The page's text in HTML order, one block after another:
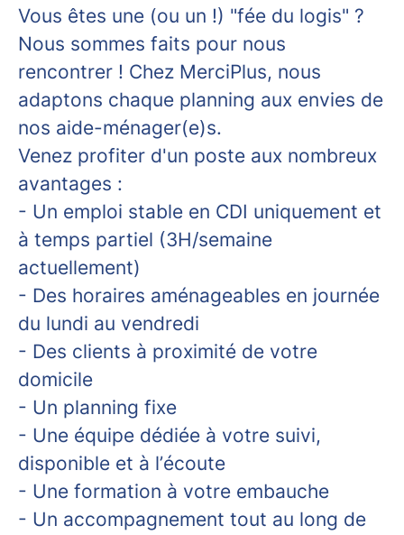
Vous êtes une (ou un !) "fée du logis" ?
Nous sommes faits pour nous
rencontrer ! Chez MerciPlus, nous
adaptons chaque planning aux envies de
nos aide-ménager(e)s.
Venez profiter d'un poste aux nombreux
avantages :
- Un emploi stable en CDI uniquement et
à temps partiel (3H/semaine
actuellement)
- Des horaires aménageables en journée
du lundi au vendredi
- Des clients à proximité de votre
domicile
- Un planning fixe
- Une équipe dédiée à votre suivi,
disponible et à l’écoute
- Une formation à votre embauche
- Un accompagnement tout au long de